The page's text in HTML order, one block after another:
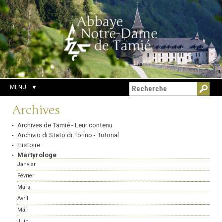
Aller
au
contenu.
|
Aller
à
la
navigation
Outils
personnels
Chercher par
Recherche
avancée…
MENU
Navigation
Archives
Archives de Tamié - Leur contenu
Archivio di Stato di Torino - Tutorial
Histoire
Martyrologe
Janvier
Février
Mars
Avril
Mai